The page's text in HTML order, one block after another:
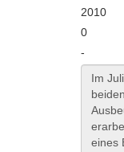
2010
0
-